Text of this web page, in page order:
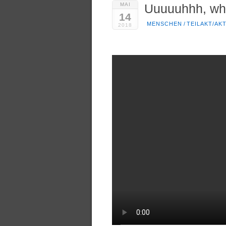
MAI
14
2018
Uuuuuhhh,
MENSCHEN / TEILAKT/AKT